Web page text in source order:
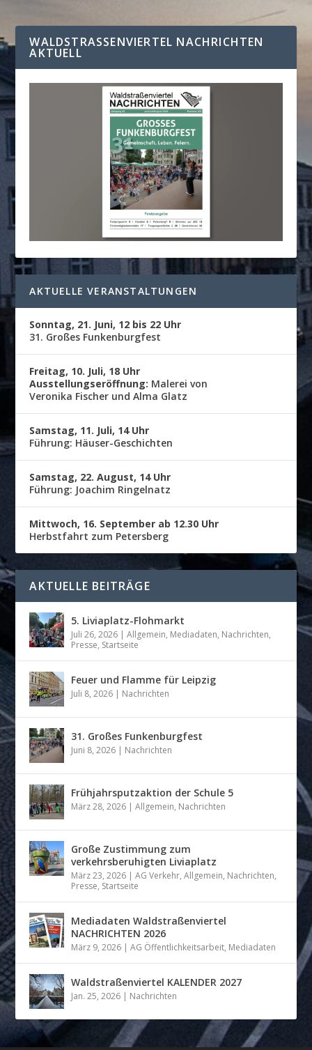
WALDSTRASSENVIERTEL NACHRICHTEN A
KTUELL
AKTUELLE VERANSTALTUNGEN
Sonntag, 21. Juni, 12 bis 22 Uhr
31. Großes Funkenburgfest
Freitag, 10. Juli, 18 Uhr
Ausstellungseröffnung: Malerei von
Veronika Fischer und Alma Glatz
Samstag, 11. Juli, 14 Uhr
Führung: Häuser-Geschichten
Samstag, 22. August, 14 Uhr
Führung: Joachim Ringelnatz
Mittwoch, 16. September ab 12.30 Uhr
Herbstfahrt zum Petersberg
AKTUELLE BEITRÄGE
5. Liviaplatz-Flohmarkt
Juli 26, 2026 |Allgemein, Mediadaten, Nachrichten,
Presse, Startseite
Feuer und Flamme für Leipzig
Juli 8, 2026 | Nachrichten
31. Großes Funkenburgfest
Juni 8, 2026 | Nachrichten
Frühjahrsputzaktion der Schule 5
März 28, 2026 |Allgemein, Nachrichten
Große Zustimmung zum
verkehrsberuhigten Liviaplatz
März 23, 2026 |AG Verkehr,Allgemein, Nachrichten,
Presse, Startseite
Mediadaten Waldstraßenviertel
NACHRICHTEN 2026
März 9, 2026 |AG Öffentlichkeitsarbeit, Mediadaten
Waldstraßenviertel KALENDER 2027
Jan. 25, 2026 | Nachrichten